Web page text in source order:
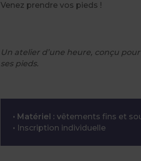
Venez prendre vos pieds !
Un atelier d’une heure, conçu
ses pieds.
• Matériel : vêtements fins et
• Inscription individuelle